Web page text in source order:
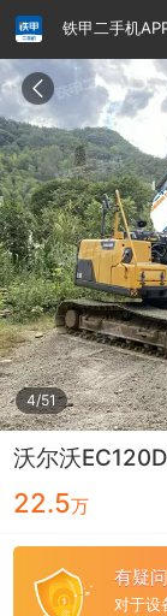
铁甲二手机
4/51
沃尔沃
22.5万
有疑
对于设
请输入手机号
提
交
即
表
示
您
同
意
《隐
私
政
策》
铁甲龙总部